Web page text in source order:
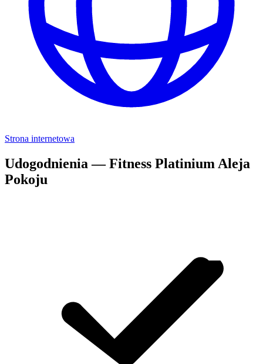
Strona internetowa
Udogodnienia — Fitness Platinium Aleja
Pokoju